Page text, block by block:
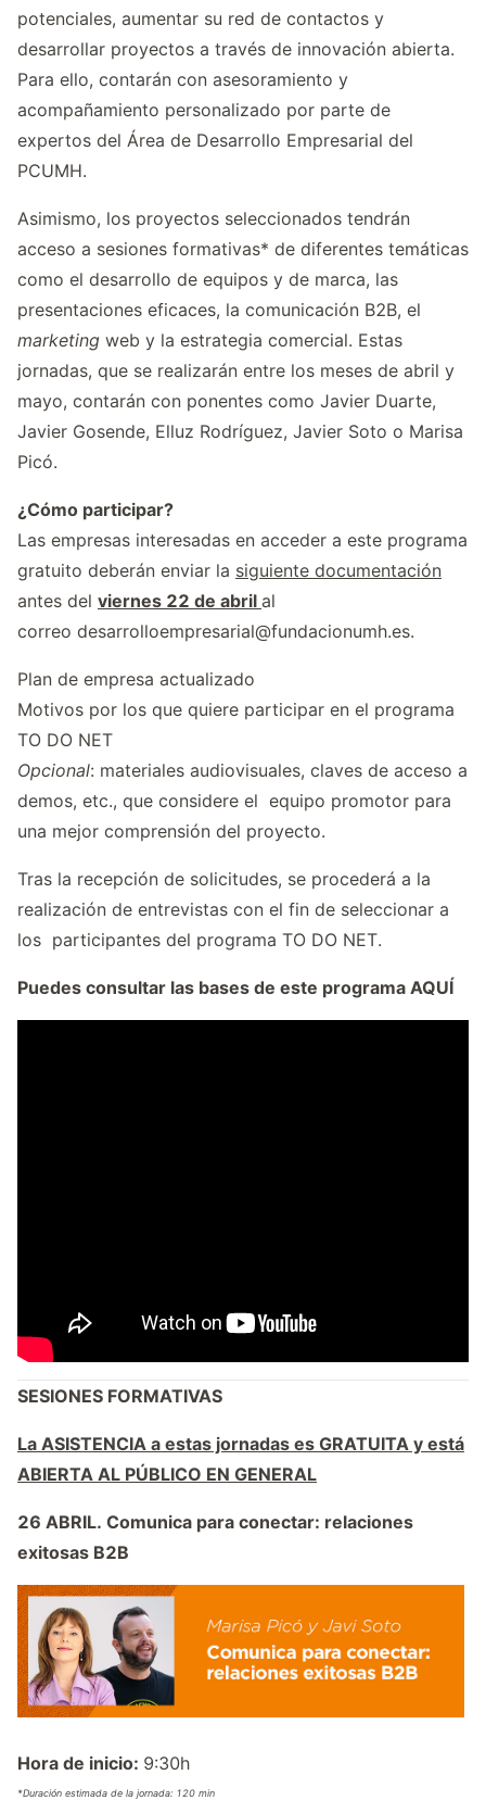
potenciales, aumentar su red de contactos y
desarrollar proyectos a través de innovación abierta.
Para ello, contarán con asesoramiento y
acompañamiento personalizado por parte de
expertos del Área de Desarrollo Empresarial del
PCUMH.
Asimismo, los proyectos seleccionados tendrán
acceso a sesiones formativas* de diferentes temáticas
como el desarrollo de equipos y de marca, las
presentaciones eficaces, la comunicación B2B, el
marketing web y la estrategia comercial. Estas
jornadas, que se realizarán entre los meses de abril y
mayo, contarán con ponentes como Javier Duarte,
Javier Gosende, Elluz Rodríguez, Javier Soto o Marisa
Picó.
¿Cómo participar?
Las empresas interesadas en acceder a este programa
gratuito deberán enviar la siguiente documentación
antes del viernes 22 de abril al
correo desarrolloempresarial@fundacionumh.es.
Plan de empresa actualizado
Motivos por los que quiere participar en el programa
TO DO NET
Opcional: materiales audiovisuales, claves de acceso a
demos, etc., que considere el equipo promotor para
una mejor comprensión del proyecto.
Tras la recepción de solicitudes, se procederá a la
realización de entrevistas con el fin de seleccionar a
los participantes del programa TO DO NET.
Puedes consultar las bases de este programa AQUÍ
SESIONES FORMATIVAS
La ASISTENCIA a estas jornadas es GRATUITA y está
ABIERTA AL PÚBLICO EN GENERAL
26 ABRIL. Comunica para conectar: relaciones
exitosas B2B
Hora de inicio: 9:30h
*Duración estimada de la jornada: 120 min